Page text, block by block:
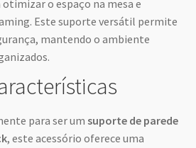
otimizar o espaço na mesa e
Este suporte versátil permite
mantendo o ambiente
para ser um suporte de parede
, este acessório oferece uma